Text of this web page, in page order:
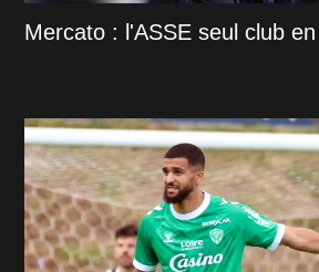
Mercato : l'ASSE seul club